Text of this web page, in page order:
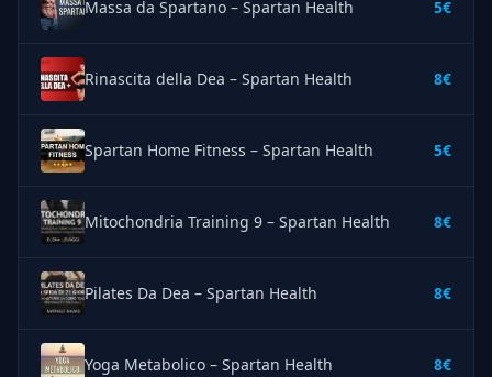
Massa da Spartano – Spartan Health 5€
Rinascita della Dea – Spartan Health 8€
Spartan Home Fitness – Spartan Health 5€
Mitochondria Training 9 – Spartan Health 8€
Pilates Da Dea – Spartan Health 8€
Yoga Metabolico – Spartan Health 8€